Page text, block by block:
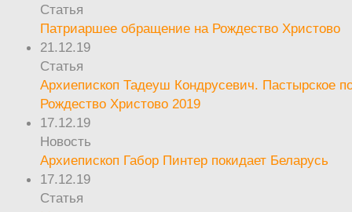
Статья
Патриаршее обращение на Рождество Христово
21.12.19
Статья
Архиепископ Тадеуш Кондрусевич. Пастырское
Рождество Христово 2019
17.12.19
Новость
Архиепископ Габор Пинтер покидает Беларусь
17.12.19
Статья